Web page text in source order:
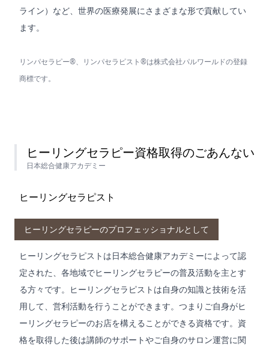
ライン）など、世界の医療発展にさまざまな形で貢献してい
ます。
リンパセラピー®、リンパセラピスト®は株式会社パルワールドの登録
商標です。
ヒーリングセラピー資格取得のごあんない
日本総合健康アカデミー
ヒーリングセラピスト
ヒーリングセラピーのプロフェッショナルとして
ヒーリングセラピストは日本総合健康アカデミーによって認
定された、各地域でヒーリングセラピーの普及活動を主とす
る方々です。ヒーリングセラピストは自身の知識と技術を活
用して、営利活動を行うことができます。つまりご自身がヒ
ーリングセラピーのお店を構えることができる資格です。資
格を取得した後は講師のサポートやご自身のサロン運営に関